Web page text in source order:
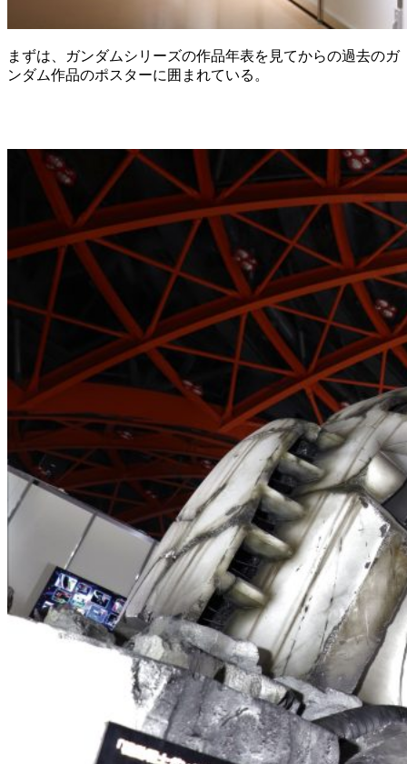
まずは、ガンダムシリーズの作品年表を見てからの過去のガ
ンダム作品のポスターに囲まれている。